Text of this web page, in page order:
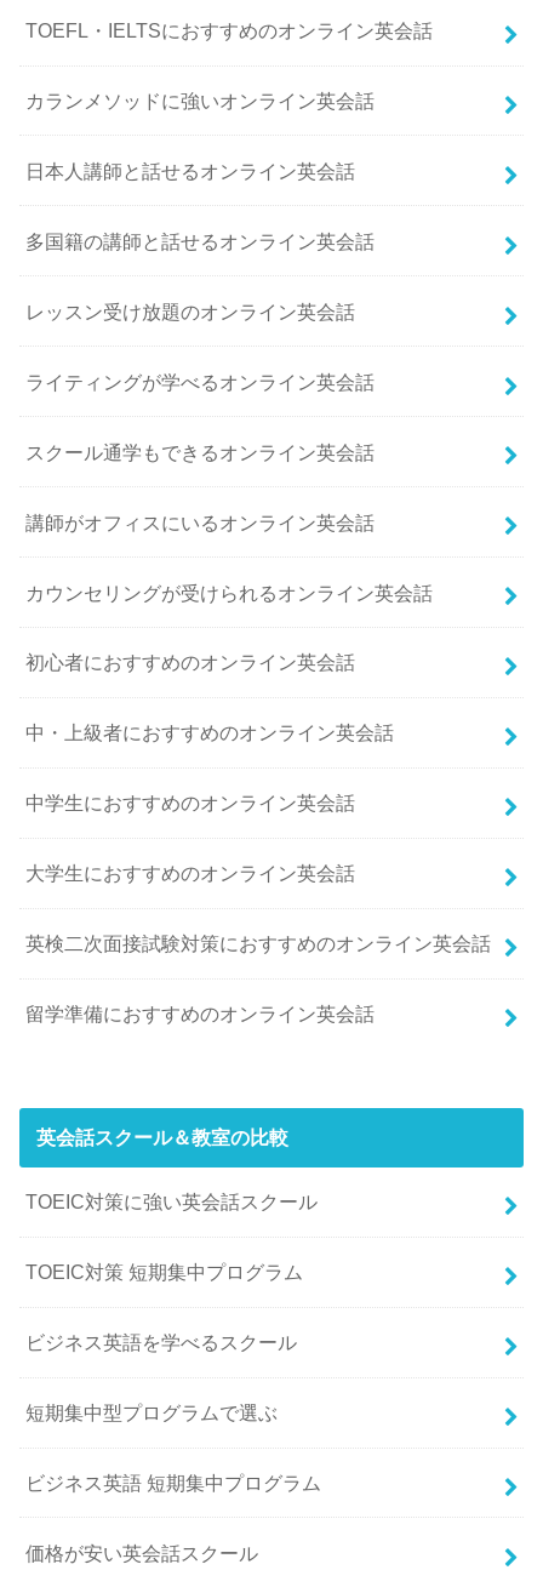
TOEFL・IELTSにおすすめのオンライン英会話
カランメソッドに強いオンライン英会話
日本人講師と話せるオンライン英会話
多国籍の講師と話せるオンライン英会話
レッスン受け放題のオンライン英会話
ライティングが学べるオンライン英会話
スクール通学もできるオンライン英会話
講師がオフィスにいるオンライン英会話
カウンセリングが受けられるオンライン英会話
初心者におすすめのオンライン英会話
中・上級者におすすめのオンライン英会話
中学生におすすめのオンライン英会話
大学生におすすめのオンライン英会話
英検二次面接試験対策におすすめのオンライン英会話
留学準備におすすめのオンライン英会話
英会話スクール＆教室の比較
TOEIC対策に強い英会話スクール
TOEIC対策 短期集中プログラム
ビジネス英語を学べるスクール
短期集中型プログラムで選ぶ
ビジネス英語 短期集中プログラム
価格が安い英会話スクール